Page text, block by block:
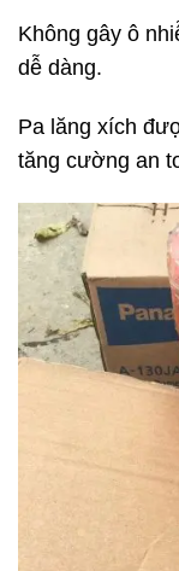
Không gây ô
dễ dàng.
Pa lăng xích
tăng cường an